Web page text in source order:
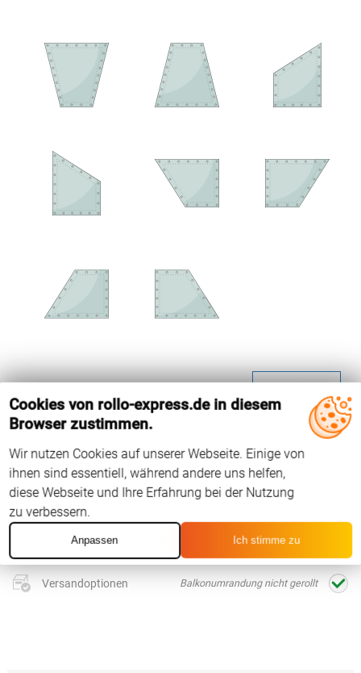
Maße noch keine Maße eingegeben
Ösen
Befestigung ohne
Versandoptionen Balkonumrandung nicht gerollt
Cookies von rollo-express.de in diesem
Browser zustimmen.
Wir nutzen Cookies auf unserer Webseite. Einige von
ihnen sind essentiell, während andere uns helfen,
diese Webseite und Ihre Erfahrung bei der Nutzung
zu verbessern.
Anpassen Ich stimme zu